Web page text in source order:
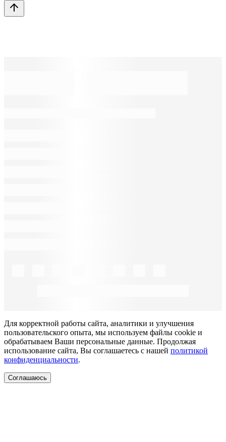
Для корректной работы сайта, аналитики и улучшения
пользовательского опыта, мы используем файлы cookie и
обрабатываем Ваши персональные данные. Продолжая
использование сайта, Вы соглашаетесь с нашей политикой
конфиденциальности.
Соглашаюсь